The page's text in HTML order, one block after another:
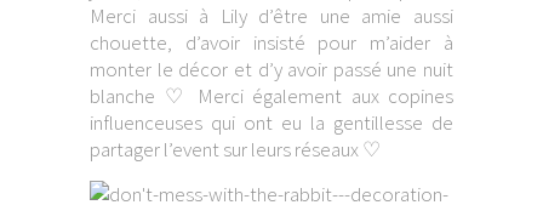
Merci aussi à Lily d’être une amie aussi
chouette, d’avoir insisté pour m’aider à
monter le décor et d’y avoir passé une nuit
blanche ♡ Merci également aux copines
influenceuses qui ont eu la gentillesse de
partager l’event sur leurs réseaux ♡